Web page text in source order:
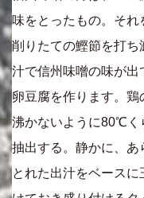
味をとったもの。それ
削りたての鰹節を打ち
汁で信州味噌の味が出
卵豆腐を作ります。鶏
沸かないように80℃く
抽出する。静かに、あ
とれた出汁をベース